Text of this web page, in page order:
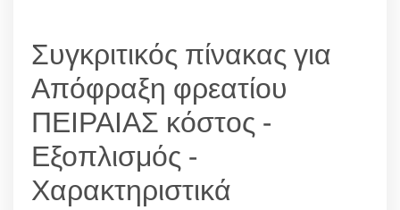
Συγκριτικός πίνακας για
Απόφραξη φρεατίου
ΠΕΙΡΑΙΑΣ κόστος -
Εξοπλισμός -
Χαρακτηριστικά